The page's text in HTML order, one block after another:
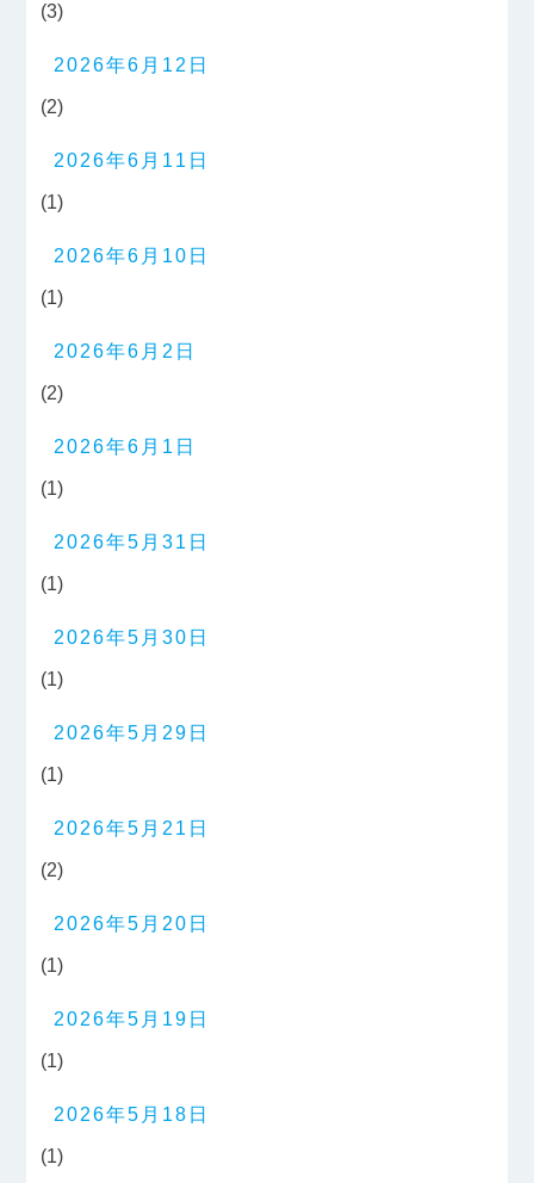
(3)
2026年6月12日
(2)
2026年6月11日
(1)
2026年6月10日
(1)
2026年6月2日
(2)
2026年6月1日
(1)
2026年5月31日
(1)
2026年5月30日
(1)
2026年5月29日
(1)
2026年5月21日
(2)
2026年5月20日
(1)
2026年5月19日
(1)
2026年5月18日
(1)